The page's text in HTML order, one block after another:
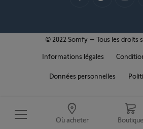
Où acheter Boutique
© 2022 Somfy – Tous les droits
Informations légales
Données personnelles